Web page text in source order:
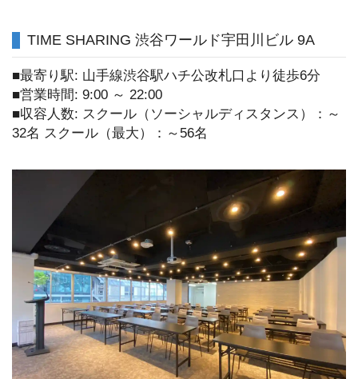
TIME SHARING 渋谷ワールド宇田川ビル 9A
■最寄り駅: 山手線渋谷駅ハチ公改札口より徒歩6分
■営業時間: 9:00 ～ 22:00
■収容人数: スクール（ソーシャルディスタンス）：～
32名 スクール（最大）：～56名